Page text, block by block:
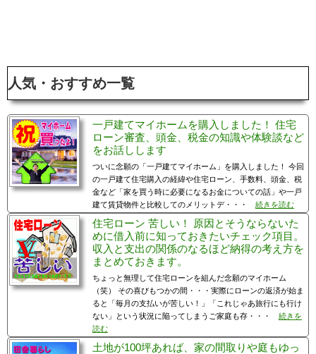
人気・おすすめ一覧
一戸建てマイホームを購入しました！ 住宅
ローン審査、頭金、税金の知識や体験談など
をお話しします
ついに念願の「一戸建てマイホーム」を購入しました！ 今回
の一戸建て住宅購入の経緯や住宅ローン、手数料、頭金、税
金など「家を買う時に必要になるお金についての話」や一戸
建て賃貸物件と比較してのメリットデ・・・ 続きを読む
住宅ローン 苦しい！ 原因とそうならないた
めに借入前に知っておきたいチェック項目。
収入と支出の関係のなるほど納得の考え方を
まとめておきます。
ちょっと無理して住宅ローンを組んだ念願のマイホーム
（笑） その喜びもつかの間・・・実際にローンの返済が始ま
ると「毎月の支払いが苦しい！」「これじゃあ旅行にも行け
ない」という状況に陥ってしまうご家庭も存・・・ 続きを
読む
土地が100坪あれば、家の間取りや庭もゆっ